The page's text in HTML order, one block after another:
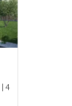
| 4